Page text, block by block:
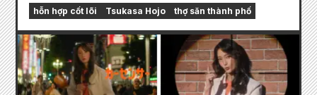
hỗn hợp cốt lõi Tsukasa Hojo thợ săn thành phố